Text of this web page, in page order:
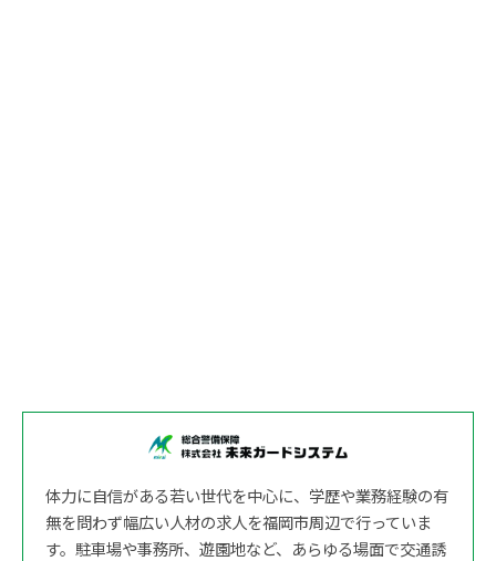
体力に自信がある若い世代を中心に、学歴や業務経験の有
無を問わず幅広い人材の求人を福岡市周辺で行っていま
す。駐車場や事務所、遊園地など、あらゆる場面で交通誘